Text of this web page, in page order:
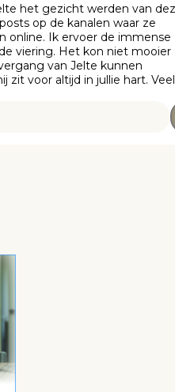
het gezicht werden van
op de kanalen waar ze
online. Ik ervoer de immense
viering. Het kon niet mooier
van Jelte kunnen
zit voor altijd in jullie hart. Veel